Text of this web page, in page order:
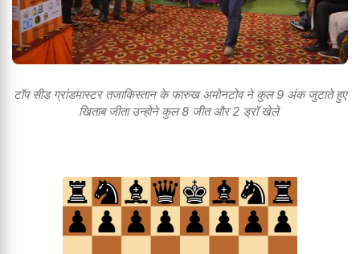
टॉप सीड ग्रांडमास्टर तजाकिस्तान के फारुख अमोनटोव ने कुल 9 अंक जुटाते हुए
खिताब जीता उन्होने कुल 8 जीत और 2 ड्रॉ खेले